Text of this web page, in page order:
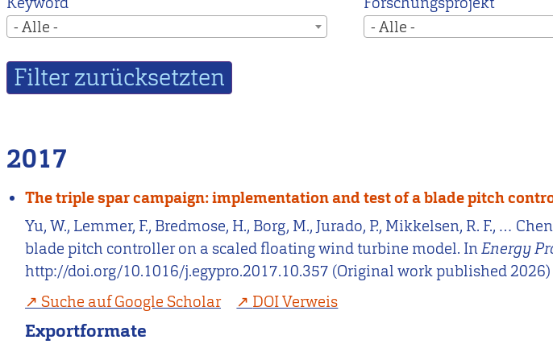
- Alle -
- Alle -
2017
The triple spar campaign: implementation and test of a blade pitch
Yu, W., Lemmer, F., Bredmose, H., Borg, M., Jurado, P., Mikkelsen, R. F., …
blade pitch controller on a scaled floating wind turbine model. InEnergy
http://doi.org/10.1016/j.egypro.2017.10.357 (Original work published 2026)
Suche auf Google Scholar
DOI Verweis
Exportformate